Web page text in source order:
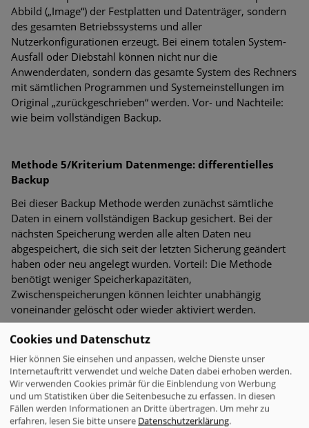
Abbild („Image“) der Festplatten und Datenträger, sondern
des gesamten Betriebssystems und aller
Nutzerkonfigurationen erzeugt. Bei einem totalen System-
Ausfall oder Diebstahl können nicht nur die
Anwenderdaten, sondern das gesamte System des Rechners
mit sämtlichen Programmen und Systemeinstellungen im
Original „zurückgeschrieben“ werden. Vor- und Nachteile:
wie beim vollständigen Backup.
Methode 5/Kriterium Datenmenge: differentielles
Backup
Bei dieser Backup Methode werden zunächst sämtliche
Daten in einem vollständigen Backup gesichert. Bei der
nächsten Speicherung werden alle alten Daten neu
abgespeichert, die sich seit der letzten Sicherung geändert
haben oder neu angelegt wurden. Vorteil: Die Methode
benötigt weniger Speicherkapazitäten,
Zwischenspeicherungen können leichter unabhängig
voneinander gelöscht oder wieder aktiviert werden.
Methode 5/Kriterium Datenmenge: i
Datensicherung
Die Basis für diese kaskadische Methode ist auch hier eine
erste, vollständige Datensicherung. Bei den nächsten
Backups werden jeweils stets diejenigen neuen Dateien oder
Cookies und Datenschutz
Hier können Sie einsehen und anpassen, welche Dienste unser
Internetauftritt verwendet und welche Daten dabei erhoben werden.
Wir verwenden Cookies primär für die Einblendung von Werbung
und um Statistiken über die Seitenbesuche zu erfassen. In diesen
Fällen werden Informationen an Dritte übertragen. Um mehr zu
erfahren, lesen Sie bitte unsere Datenschutzerklärung.